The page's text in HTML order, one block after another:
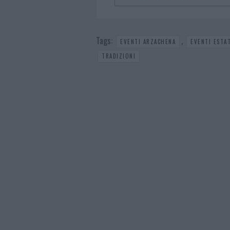
Tags: EVENTI ARZACHENA , EVENTI
TRADIZIONI